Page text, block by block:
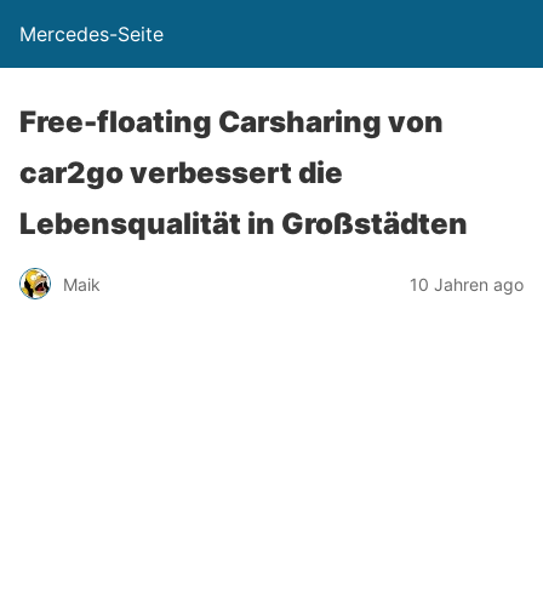
Mercedes-Seite
Free-floating Carsharing von
car2go verbessert die
Lebensqualität in Großstädten
Maik 10 Jahren ago